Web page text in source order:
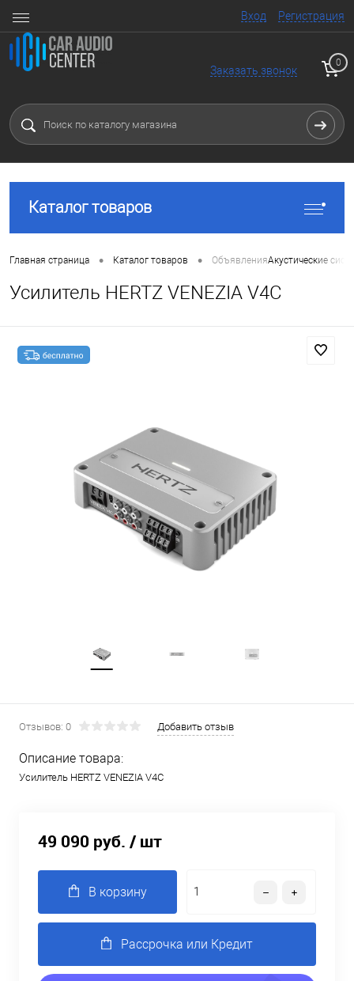
Вход Регистрация
Заказать звонок
0
Каталог товаров
Главная страница • Каталог товаров • ОбъявленияАкустические
Усилитель HERTZ VENEZIA V4C
Отзывов: 0 Добавить отзыв
Описание товара:
Усилитель HERTZ VENEZIA V4C
49 090 руб. / шт
В корзину
Рассрочка или Кредит